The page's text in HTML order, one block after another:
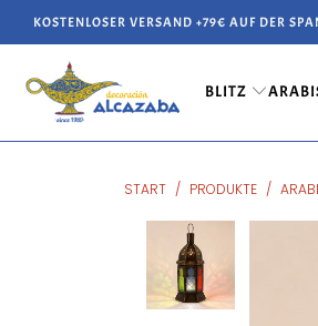
KOSTENLOSER VERSAND +79€ AUF DER
BLITZ
START / PRODUKTE /